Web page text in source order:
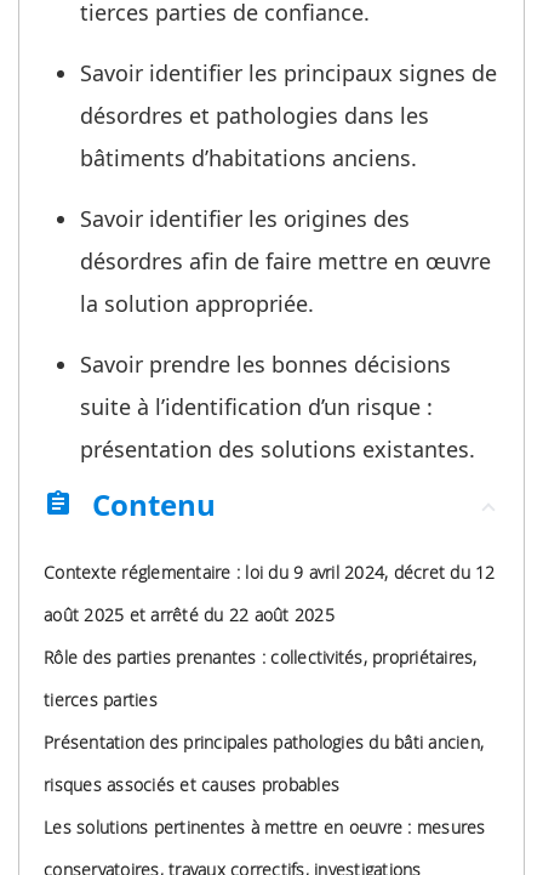
tierces parties de confiance.
Savoir identifier les principaux signes de
désordres et pathologies dans les
bâtiments d’habitations anciens.
Savoir identifier les origines des
désordres afin de faire mettre en œuvre
la solution appropriée.
Savoir prendre les bonnes décisions
suite à l’identification d’un risque :
présentation des solutions existantes.
assignment
Contenu
Contexte réglementaire : loi du 9 avril 2024, décret du 12
août 2025 et arrêté du 22 août 2025
Rôle des parties prenantes : collectivités, propriétaires,
tierces parties
Présentation des principales pathologies du bâti ancien,
risques associés et causes probables
Les solutions pertinentes à mettre en oeuvre : mesures
conservatoires, travaux correctifs, investigations